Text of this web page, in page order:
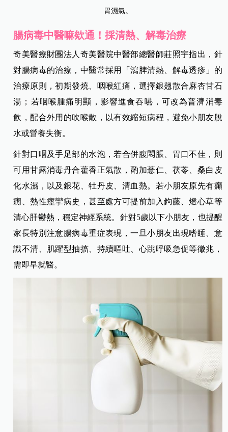
胃濕氣。
腸病毒中醫嘛欸通！採清熱、解毒治療
奇美醫療財團法人奇美醫院中醫部總醫師莊照宇指出，針
對腸病毒的治療，中醫常採用「瀉脾清熱、解毒透疹」的
治療原則，初期發燒、咽喉紅痛，選擇銀翹散合麻杏甘石
湯；若咽喉腫痛明顯，影響進食吞嚥，可改為普濟消毒
飲，配合外用的吹喉散，以有效縮短病程，避免小朋友脫
水或營養失衡。
針對口咽及手足部的水泡，若合併腹悶脹、胃口不佳，則
可用甘露消毒丹合藿香正氣散，酌加薏仁、茯苓、桑白皮
化水濕，以及銀花、牡丹皮、清血熱。若小朋友原先有癲
癇、熱性痙攣病史，甚至處方可提前加入鉤藤、燈心草等
清心肝鬱熱，穩定神經系統。針對5歲以下小朋友，也提醒
家長特別注意腸病毒重症表現，一旦小朋友出現嗜睡、意
識不清、肌躍型抽搐、持續嘔吐、心跳呼吸急促等徵兆，
需即早就醫。